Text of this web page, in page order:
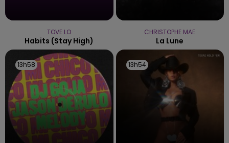
TOVE LO
Habits (stay High)
CHRISTOPHE MAE
La Lune
13h58
13h58 13h54
13h54